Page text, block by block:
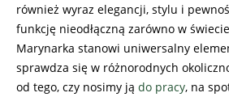
również wyraz elegancji, stylu i
funkcję nieodłączną zarówno w
Marynarka stanowi uniwersalny
sprawdza się w różnorodnych
od tego, czy nosimy ją do pracy, na